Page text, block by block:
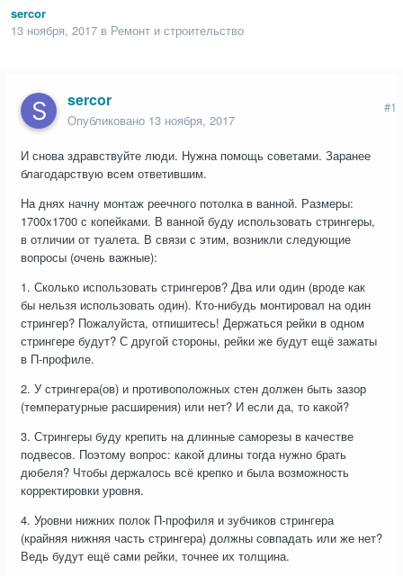
sercor
13 ноября, 2017 в Ремонт и строительство
sercor
Опубликовано 13 ноября, 2017
#1
И снова здравствуйте люди. Нужна помощь советами. Заранее
благодарствую всем ответившим.
На днях начну монтаж реечного потолка в ванной. Размеры:
1700х1700 с копейками. В ванной буду использовать стрингеры,
в отличии от туалета. В связи с этим, возникли следующие
вопросы (очень важные):
1. Сколько использовать стрингеров? Два или один (вроде как
бы нельзя использовать один). Кто-нибудь монтировал на один
стрингер? Пожалуйста, отпишитесь! Держаться рейки в одном
стрингере будут? С другой стороны, рейки же будут ещё зажаты
в П-профиле.
2. У стрингера(ов) и противоположных стен должен быть зазор
(температурные расширения) или нет? И если да, то какой?
3. Стрингеры буду крепить на длинные саморезы в качестве
подвесов. Поэтому вопрос: какой длины тогда нужно брать
дюбеля? Чтобы держалось всё крепко и была возможность
корректировки уровня.
4. Уровни нижних полок П-профиля и зубчиков стрингера
(крайняя нижняя часть стрингера) должны совпадать или же нет?
Ведь будут ещё сами рейки, точнее их толщина.